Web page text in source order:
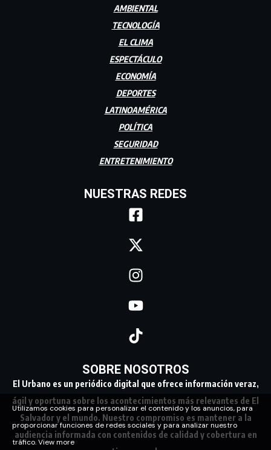
AMBIENTAL
TECNOLOGÍA
EL CLIMA
ESPECTÁCULO
ECONOMÍA
DEPORTES
LATINOAMÉRICA
POLÍTICA
SEGURIDAD
ENTRETENIMIENTO
NUESTRAS REDES
SOBRE NOSOTROS
El Urbano es un periódico digital que ofrece información veraz,
ágil y oportuna sobre los acontecimientos más relevantes de El
Salvador y el mundo. Nuestro compromiso es mantener a la
audiencia informada con contenidos de calidad y cobertura en
Utilizamos cookies para personalizar el contenido y los anuncios, para
proporcionar funciones de redes sociales y para analizar nuestro
tráfico.View more